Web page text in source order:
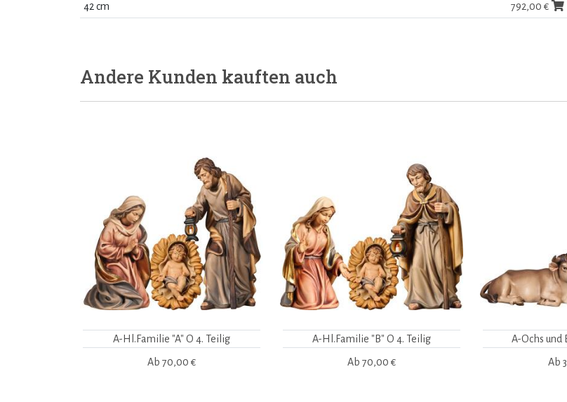
42 cm 792,00 €
Andere Kunden kauften auch
A-Hl.Familie "A" O 4. Teilig
Ab 70,00 €
A-Hl.Familie "B" O 4. Teilig
Ab 70,00 €
A-Ochs und
Ab